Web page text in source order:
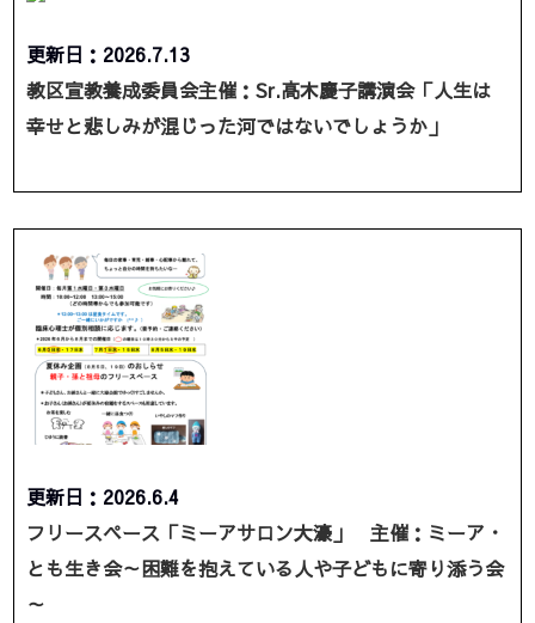
更新日：2026.7.13
教区宣教養成委員会主催：Sr.高木慶子講演会「人生は
幸せと悲しみが混じった河ではないでしょうか」
更新日：2026.6.4
フリースペース「ミーアサロン大濠」 主催：ミーア・
とも生き会～困難を抱えている人や子どもに寄り添う会
～